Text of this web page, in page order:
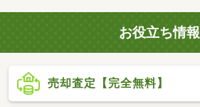
お役立ち情報
売却査定【完全無料】